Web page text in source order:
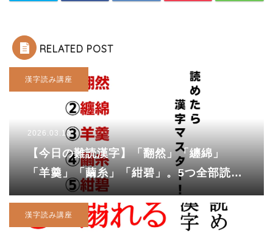
RELATED POST
漢字読み講座
2026.03.13
【今日の難読漢字】「翻然」「纏綿」
「羊羹」「繭糸」「紺碧」。5つ全部読め
ますか？
漢字読み講座